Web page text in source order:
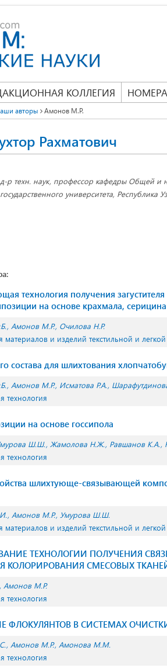
КОЛЛЕГИЯ
авторы Амонов М.Р.
Рахматович
д-р техн. наук, профессор кафедры Общей и
государственного университета, Республика
технология получения
на основе крахмала,
Амонов М.Р. Очилова Н.Р.
материалов и изделий текстильной и
состава для шлихтования
Амонов М.Р. Исматова Р.А.
технология
на основе госсипола
Ш.Ш. Жамолова Н.Ж. Равшанов К.А.
технология
шлихтующе-связывающей
Амонов М.Р. Умурова Ш.Ш.
материалов и изделий текстильной и
ТЕХНОЛОГИИ ПОЛУЧЕНИЯ
КОЛОРИРОВАНИЯ СМЕСОВЫХ
Амонов М.Р.
технология
ФЛОКУЛЯНТОВ В СИСТЕМАХ
Амонов М.Р. Амонова М.М.
технология